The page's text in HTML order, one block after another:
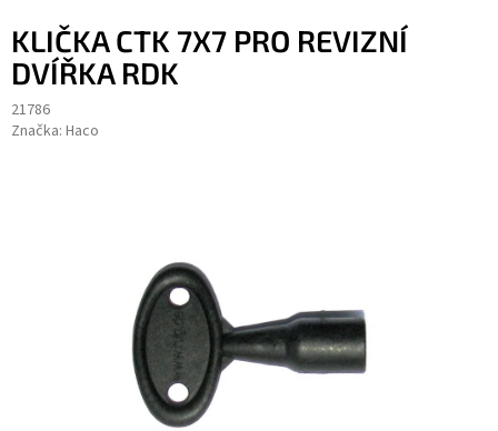
KLIČKA CTK 7X7 PRO REVIZNÍ
DVÍŘKA RDK
21786
Značka: Haco